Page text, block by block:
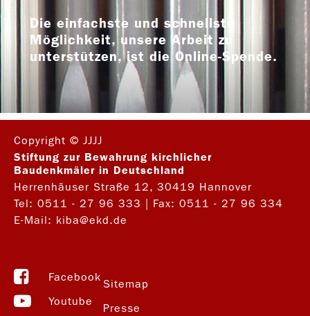
Die einfachste und schnellste
Möglichkeit, unsere Arbeit zu
unterstützen, ist die Online-Spende.
Copyright © JJJJ
Stiftung zur Bewahrung kirchlicher
Baudenkmäler in Deutschland
Herrenhäuser Straße 12, 30419 Hannover
Tel: 0511 - 27 96 333
| Fax: 0511 - 27 96 334
E-Mail: kiba@ekd.de
Facebook
Youtube
Sitemap
Presse